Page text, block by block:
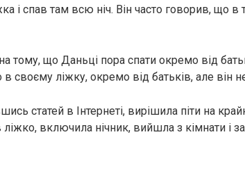
і спав там всю ніч. Він часто говорив, що в
тому, що Даньці пора спати окремо від
в своєму ліжку, окремо від батьків, але він
статей в Інтернеті, вирішила піти на
включила нічник, вийшла з кімнати і